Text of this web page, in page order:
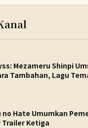
Mezameru Shinpi
Tambahan, Lagu
no Hate Umumkan
Trailer Ketiga